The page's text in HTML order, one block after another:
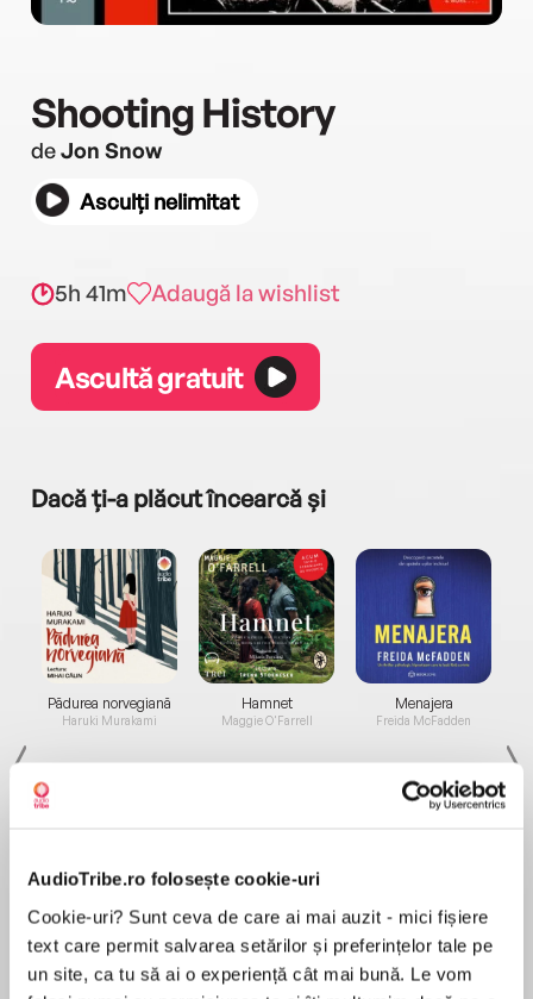
AudioTribe.ro folosește cookie-uri
Cookie-uri? Sunt ceva de care ai mai auzit - mici fișiere
text care permit salvarea setărilor și preferințelor tale pe
un site, ca tu să ai o experiență cât mai bună. Le vom
Shooting History
deJon Snow
Asculți nelimitat
5h 41m Adaugă la wishlist
Ascultă gratuit
Dacă ți-a plăcut încearcă și
Pădurea norvegiană
Haruki Murakami
Elita de Argint (Elita
de...
Dani Francis
Hamnet
Maggie O'Farrell
Diavolul se îmbracă de
la...
Lauren Weisberger
Menajera
Freida McFadden
Migdală
Sohn Won-pyung